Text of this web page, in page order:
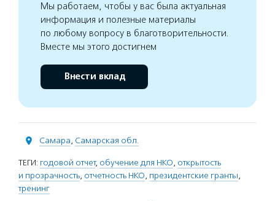
Мы работаем, чтобы у вас была актуальная
информация и полезные материалы
по любому вопросу в благотворительности.
Вместе мы этого достигнем
Внести вклад
Самара, Самарская обл.
ТЕГИ: годовой отчет, обучение для НКО, открытость
и прозрачность, отчетность НКО, президентские гранты,
тренинг